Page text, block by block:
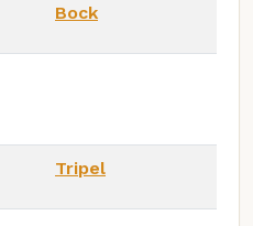
Bock
Tripel